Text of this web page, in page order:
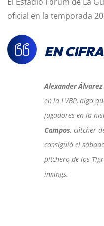
oficial en la temporada
EN
Alexander Álvarez
en la LVBP, algo
jugadores en la
Campos, cátcher
consiguió el
pitchero de los
innings.